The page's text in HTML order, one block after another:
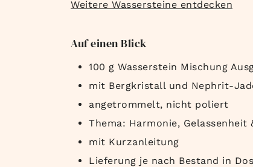
Weitere Wassersteine entdecken
Auf einen Blick
100 g Wasserstein Mischung
mit Bergkristall und Nephrit-
angetrommelt, nicht poliert
Thema: Harmonie, Gelassenheit
mit Kurzanleitung
Lieferung je nach Bestand in